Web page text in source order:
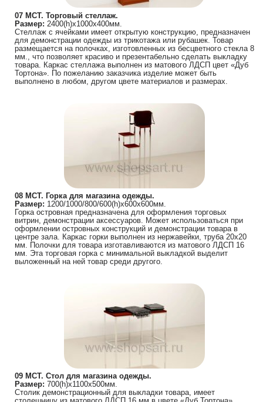
07 МСТ. Торговый стеллаж.
Размер: 2400(h)х1000х400мм.
Стеллаж с ячейками имеет открытую конструкцию, предназначен
для демонстрации одежды из трикотажа или рубашек. Товар
размещается на полочках, изготовленных из бесцветного стекла 8
мм., что позволяет красиво и презентабельно сделать выкладку
товара. Каркас стеллажа выполнен из матового ЛДСП цвет «Дуб
Тортона». По пожеланию заказчика изделие может быть
выполнено в любом, другом цвете материалов и размерах.
08 МСТ. Горка для магазина одежды.
Размер: 1200/1000/800/600(h)х600х600мм.
Горка островная предназначена для оформления торговых
витрин, демонстрации аксессуаров. Может использоваться при
оформлении островных конструкций и демонстрации товара в
центре зала. Каркас горки выполнен из нержавейки, труба 20х20
мм. Полочки для товара изготавливаются из матового ЛДСП 16
мм. Эта торговая горка с минимальной выкладкой выделит
выложенный на ней товар среди другого.
09 МСТ. Стол для магазина одежды.
Размер: 700(h)х1100х500мм.
Столик демонстрационный для выкладки товара, имеет